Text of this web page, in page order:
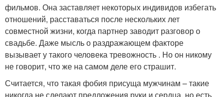
фильмов. Она заставляет некоторых индивидов избегать
отношений, расставаться после нескольких лет
совместной жизни, когда партнер заводит разговор о
свадьбе. Даже мысль о раздражающем факторе
вызывает у такого человека тревожность . Но он никому
не говорит, что же на самом деле его страшит.
Считается, что такая фобия присуща мужчинам – такие